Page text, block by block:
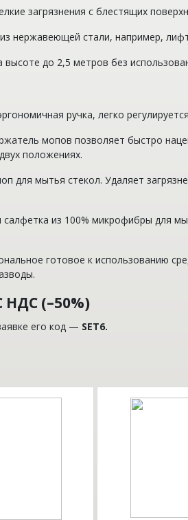
загрязнения с блестящих
нержавеющей стали, например,
до 2,5 метров без
ручка, легко регулиру
мопов позволяет быстро
положениях.
для мытья стекол. Удаляет
салфетка из 100% микрофибры для
готовое к использованию
(–50%)
его код — SET6.